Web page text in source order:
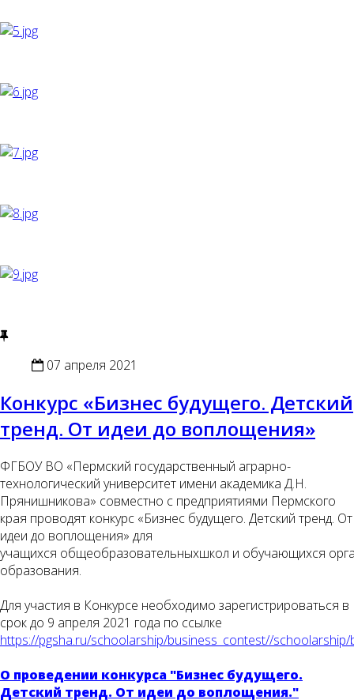
07 апреля 2021
Конкурс «Бизнес будущего. Детский
тренд. От идеи до воплощения»
ФГБОУ ВО «Пермский государственный аграрно-
технологический университет имени академика Д.Н.
Прянишникова» совместно с предприятиями Пермского
края проводят конкурс «Бизнес будущего. Детский тренд. От
идеи до воплощения» для
учащихся общеобразовательныхшкол и обучающихся
образования.
Для участия в Конкурсе необходимо зарегистрироваться в
срок до 9 апреля 2021 года по ссылке
https://pgsha.ru/schoolarship/business_contest//
О проведении конкурса "Бизнес будущего.
Детский тренд. От идеи до воплощения."